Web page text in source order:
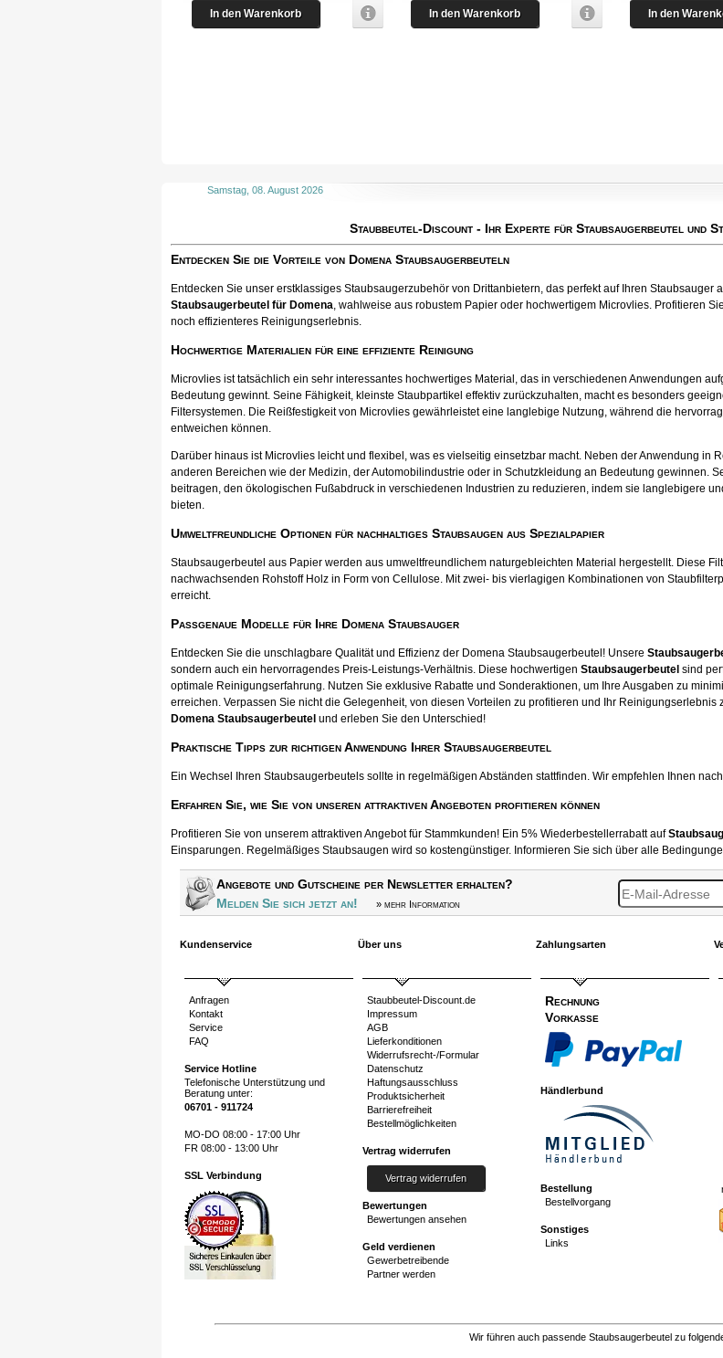
In den Warenkorb In den Warenkorb In den
Samstag, 08. August 2026
Staubbeutel-Discount - Ihr Experte für Staubsaugerbeutel und
Entdecken Sie die Vorteile von Domena Staubsaugerbeuteln
Entdecken Sie unser erstklassiges Staubsaugerzubehör von Drittanbietern, das perfekt auf Ihren Staubsauger
Staubsaugerbeutel für Domena, wahlweise aus robustem Papier oder hochwertigem Microvlies. Profitieren
noch effizienteres Reinigungserlebnis.
Hochwertige Materialien für eine effiziente Reinigung
Microvlies ist tatsächlich ein sehr interessantes hochwertiges Material, das in verschiedenen Anwendungen
Bedeutung gewinnt. Seine Fähigkeit, kleinste Staubpartikel effektiv zurückzuhalten, macht es besonders
Filtersystemen. Die Reißfestigkeit von Microvlies gewährleistet eine langlebige Nutzung, während die
entweichen können.
Darüber hinaus ist Microvlies leicht und flexibel, was es vielseitig einsetzbar macht. Neben der Anwendung in
anderen Bereichen wie der Medizin, der Automobilindustrie oder in Schutzkleidung an Bedeutung gewinnen.
beitragen, den ökologischen Fußabdruck in verschiedenen Industrien zu reduzieren, indem sie langlebigere
bieten.
Umweltfreundliche Optionen für nachhaltiges Staubsaugen aus Spezialpapier
Staubsaugerbeutel aus Papier werden aus umweltfreundlichem naturgebleichten Material hergestellt. Diese
nachwachsenden Rohstoff Holz in Form von Cellulose. Mit zwei- bis vierlagigen Kombinationen von
erreicht.
Passgenaue Modelle für Ihre Domena Staubsauger
Entdecken Sie die unschlagbare Qualität und Effizienz der Domena Staubsaugerbeutel! Unsere
sondern auch ein hervorragendes Preis-Leistungs-Verhältnis. Diese hochwertigen Staubsaugerbeutel sind
optimale Reinigungserfahrung. Nutzen Sie exklusive Rabatte und Sonderaktionen, um Ihre Ausgaben zu
erreichen. Verpassen Sie nicht die Gelegenheit, von diesen Vorteilen zu profitieren und Ihr
Domena Staubsaugerbeutel und erleben Sie den Unterschied!
Praktische Tipps zur richtigen Anwendung Ihrer Staubsaugerbeutel
Ein Wechsel Ihren Staubsaugerbeutels sollte in regelmäßigen Abständen stattfinden. Wir empfehlen Ihnen
Erfahren Sie, wie Sie von unseren attraktiven Angeboten profitieren können
Profitieren Sie von unserem attraktiven Angebot für Stammkunden! Ein 5% Wiederbestellerrabatt auf
Einsparungen. Regelmäßiges Staubsaugen wird so kostengünstiger. Informieren Sie sich über alle
Angebote und Gutscheine per Newsletter erhalten?
Melden Sie sich jetzt an!
» mehr Information
Kundenservice
Anfragen
Kontakt
Service
FAQ
Service Hotline
Telefonische Unterstützung und
Beratung unter:
06701 - 911724
MO-DO 08:00 - 17:00 Uhr
FR 08:00 - 13:00 Uhr
SSL Verbindung
Über uns
Staubbeutel-Discount.de
Impressum
AGB
Lieferkonditionen
Widerrufsrecht-/Formular
Datenschutz
Haftungsausschluss
Produktsicherheit
Barrierefreiheit
Bestellmöglichkeiten
Vertrag widerrufen
Vertrag widerrufen
Bewertungen
Bewertungen ansehen
Geld verdienen
Gewerbetreibende
Partner werden
Zahlungsarten
Rechnung
Vorkasse
Händlerbund
Bestellung
Bestellvorgang
Sonstiges
Links
Wir führen auch passende Staubsaugerbeutel zu